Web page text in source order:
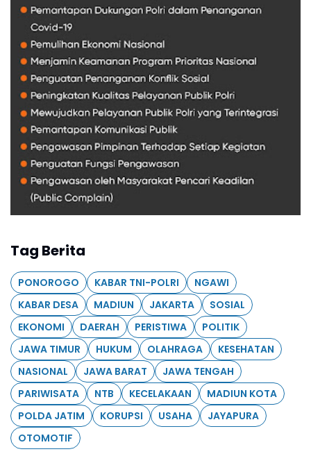
Tag Berita
PONOROGO KABAR TNI-POLRI
NGAWI
KABAR DESA
MADIUN JAKARTA
SOSIAL
EKONOMI
DAERAH PERISTIWA
POLITIK
JAWA TIMUR
HUKUM OLAHRAGA
KESEHATAN
NASIONAL
JAWA BARAT
JAWA TENGAH
PARIWISATA
NTB KECELAKAAN
MADIUN KOTA
POLDA JATIM
KORUPSI USAHA
JAYAPURA
OTOMOTIF